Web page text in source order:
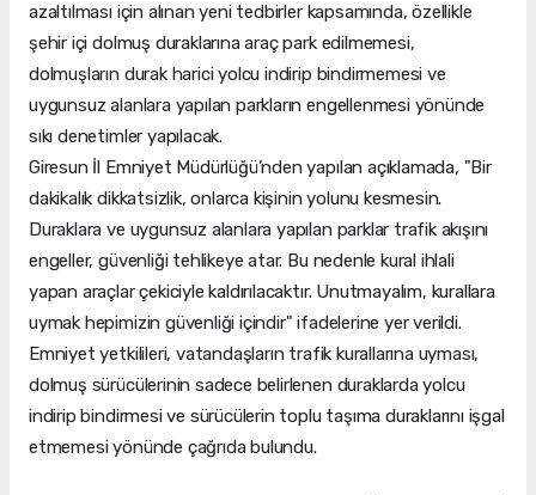
azaltılması için alınan yeni tedbirler kapsamında, özellikle
şehir içi dolmuş duraklarına araç park edilmemesi,
dolmuşların durak harici yolcu indirip bindirmemesi ve
uygunsuz alanlara yapılan parkların engellenmesi yönünde
sıkı denetimler yapılacak.
Giresun İl Emniyet Müdürlüğü’nden yapılan açıklamada, "Bir
dakikalık dikkatsizlik, onlarca kişinin yolunu kesmesin.
Duraklara ve uygunsuz alanlara yapılan parklar trafik akışını
engeller, güvenliği tehlikeye atar. Bu nedenle kural ihlali
yapan araçlar çekiciyle kaldırılacaktır. Unutmayalım, kurallara
uymak hepimizin güvenliği içindir" ifadelerine yer verildi.
Emniyet yetkilileri, vatandaşların trafik kurallarına uyması,
dolmuş sürücülerinin sadece belirlenen duraklarda yolcu
indirip bindirmesi ve sürücülerin toplu taşıma duraklarını işgal
etmemesi yönünde çağrıda bulundu.